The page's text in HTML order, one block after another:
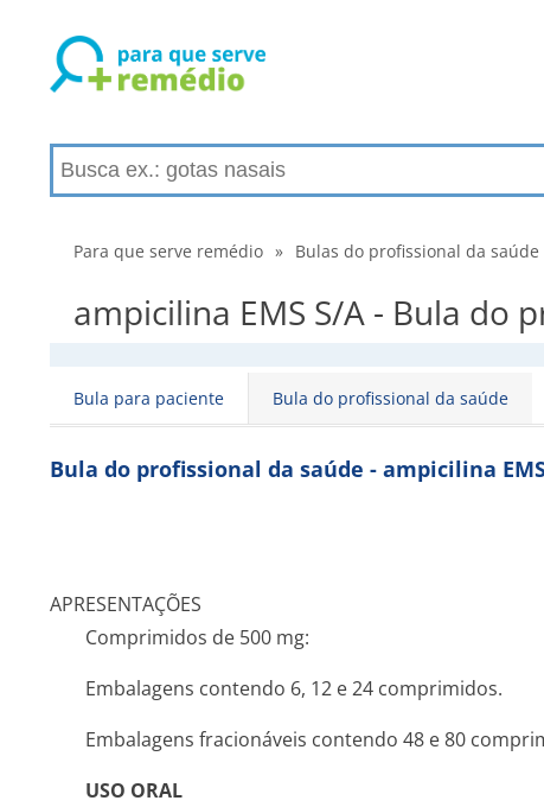
Para que serve remédio » Bulas do profissional da saúde
ampicilina EMS S/A - Bula do
Bula para paciente Bula do profissional da saúde
Bula do profissional da saúde - ampicilina
APRESENTAÇÕES
Comprimidos de 500 mg:
Embalagens contendo 6, 12 e 24 comprimidos.
Embalagens fracionáveis contendo 48 e 80
USO ORAL